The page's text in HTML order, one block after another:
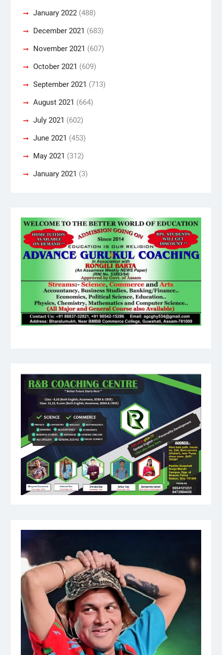
January 2022(488)
December 2021 (683)
November 2021 (607)
October 2021 (609)
September 2021 (713)
August 2021 (664)
July 2021 (602)
June 2021 (453)
May 2021 (312)
January 2021 (3)